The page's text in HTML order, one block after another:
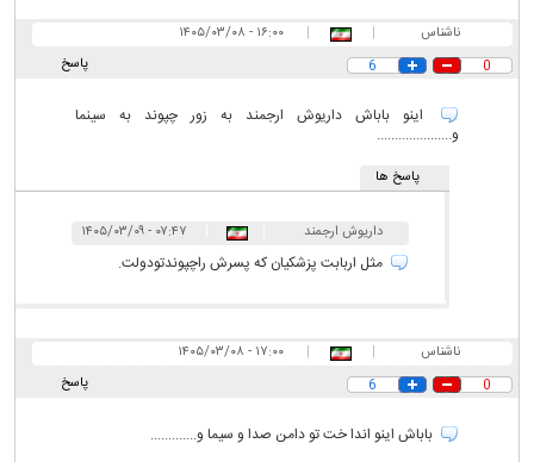
ناشناس |
|
۱۶:۰۰ - ۱۴۰۵/۰۳/۰۸
پاسخ
0
6
اینو باباش داریوش ارجمند به زور چپوند به سینما
و.....................
پاسخ ها
داریوش ارجمند ۰۷:۴۷ - ۱۴۰۵/۰۳/۰۹
مثل اربابت پزشکیان که پسرش راچپوندتودولت.
ناشناس |
|
۱۷:۰۰ - ۱۴۰۵/۰۳/۰۸
پاسخ
0
6
باباش اینو اندا خت تو دامن صدا و سیما و.............